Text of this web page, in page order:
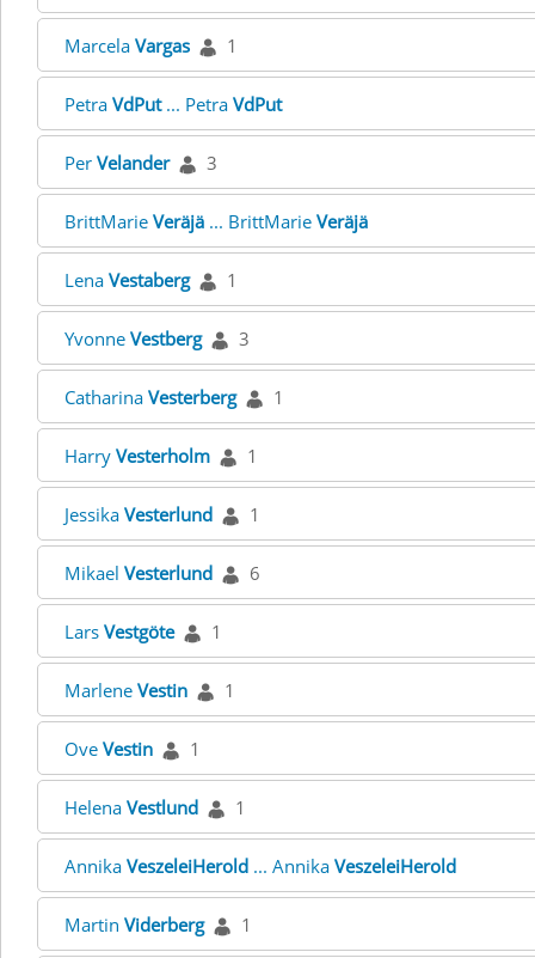
Marcela Vargas 1
Petra VdPut... Petra VdPut
Per Velander 3
BrittMarie Veräjä ... BrittMarie Veräjä
Lena Vestaberg 1
Yvonne Vestberg 3
Catharina Vesterberg 1
Harry Vesterholm 1
Jessika Vesterlund 1
Mikael Vesterlund 6
Lars Vestgöte 1
Marlene Vestin 1
Ove Vestin 1
Helena Vestlund 1
Annika VeszeleiHerold ... Annika VeszeleiHerold
Martin Viderberg 1